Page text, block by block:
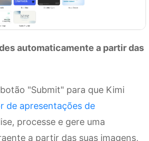
automaticamente a partir das
"Submit" para que Kimi
de apresentações de
processe e gere uma
a partir das suas imagens,